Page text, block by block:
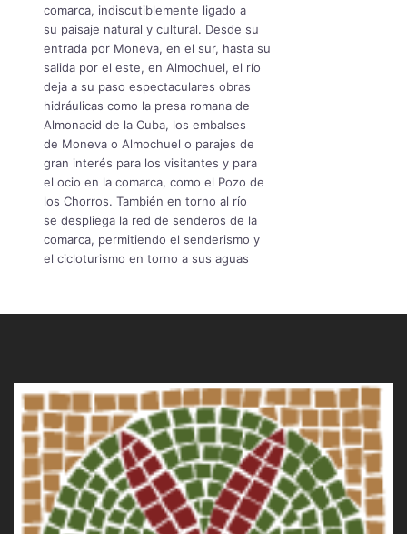
comarca, indiscutiblemente ligado a
su paisaje natural y cultural. Desde su
entrada por Moneva, en el sur, hasta su
salida por el este, en Almochuel, el río
deja a su paso espectaculares obras
hidráulicas como la presa romana de
Almonacid de la Cuba, los embalses
de Moneva o Almochuel o parajes de
gran interés para los visitantes y para
el ocio en la comarca, como el Pozo de
los Chorros. También en torno al río
se despliega la red de senderos de la
comarca, permitiendo el senderismo y
el cicloturismo en torno a sus aguas